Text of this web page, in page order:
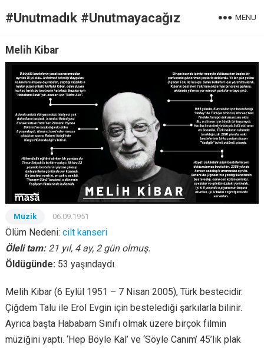
#Unutmadık #Unutmayacağız MENU
Melih Kibar
Müzik 06.09.1951
Ölüm Nedeni: cilt kanseri
Öleli tam: 21 yıl, 4 ay, 2 gün olmuş.
Öldügünde: 53 yaşındaydı.
Melih Kibar (6 Eylül 1951 – 7 Nisan 2005), Türk bestecidir.
Çiğdem Talu ile Erol Evgin için bestelediği şarkılarla bilinir.
Ayrıca başta Hababam Sınıfı olmak üzere birçok filmin
müziğini yaptı. ‘Hep Böyle Kal’ ve ‘Söyle Canım’ 45’lik plak